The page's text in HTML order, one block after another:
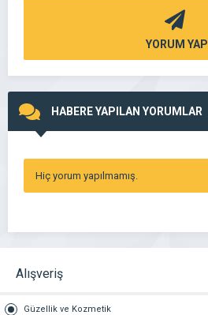
YORUM YAP
HABERE YAPILAN YORUMLAR
Hiç yorum yapılmamış.
Alışveriş
Güzellik ve Kozmetik